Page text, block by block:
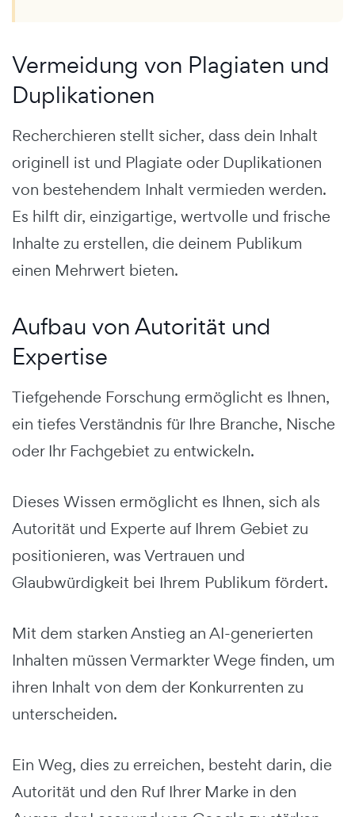
Vermeidung von Plagiaten und
Duplikationen
Recherchieren stellt sicher, dass dein Inhalt
originell ist und Plagiate oder Duplikationen
von bestehendem Inhalt vermieden werden.
Es hilft dir, einzigartige, wertvolle und frische
Inhalte zu erstellen, die deinem Publikum
einen Mehrwert bieten.
Aufbau von Autorität und
Expertise
Tiefgehende Forschung ermöglicht es Ihnen,
ein tiefes Verständnis für Ihre Branche, Nische
oder Ihr Fachgebiet zu entwickeln.
Dieses Wissen ermöglicht es Ihnen, sich als
Autorität und Experte auf Ihrem Gebiet zu
positionieren, was Vertrauen und
Glaubwürdigkeit bei Ihrem Publikum fördert.
Mit dem starken Anstieg an AI-generierten
Inhalten müssen Vermarkter Wege finden, um
ihren Inhalt von dem der Konkurrenten zu
unterscheiden.
Ein Weg, dies zu erreichen, besteht darin, die
Autorität und den Ruf Ihrer Marke in den